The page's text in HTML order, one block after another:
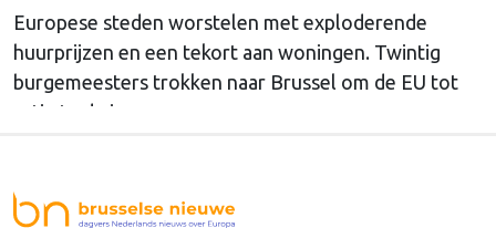
Europese steden worstelen met exploderende
huurprijzen en een tekort aan woningen. Twintig
burgemeesters trokken naar Brussel om de EU tot
actie te dwingen.